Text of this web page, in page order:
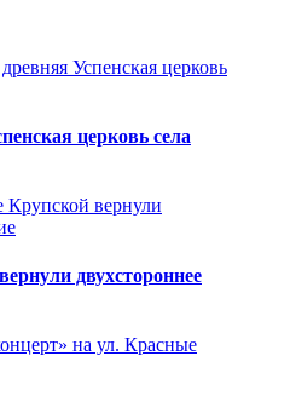
церковь села
двухстороннее